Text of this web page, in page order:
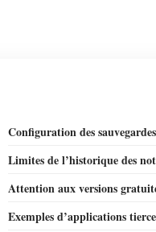
Configuration des sauvegardes
Limites de l’historique des
Attention aux versions
Exemples d’applications